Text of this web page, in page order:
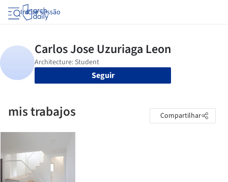
Iniciar sessão
Seguir
mis trabajos Compartilhar